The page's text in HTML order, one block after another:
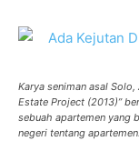
Karya seniman asal
Estate Project (2013)”
sebuah apartemen yang
negeri tentang